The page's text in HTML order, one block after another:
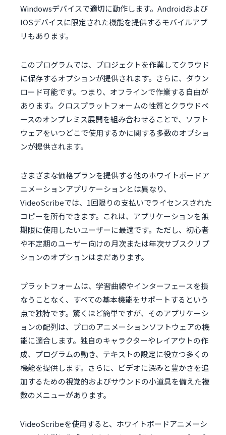
Windowsデバイスで適切に動作します。Androidおよび
IOSデバイスに限定された機能を提供するモバイルアプ
リもあります。
このプログラムでは、プロジェクトを作業してクラウド
に保存するオプションが提供されます。さらに、ダウン
ロード可能です。つまり、オフラインで作業する自由が
あります。クロスプラットフォームの性質とクラウドベ
ースのオンプレミス展開を組み合わせることで、ソフト
ウェアをいつどこで使用するかに関する多数のオプショ
ンが提供されます。
さまざまな価格プランを提供する他のホワイトボードア
ニメーションアプリケーションとは異なり、
VideoScribeでは、1回限りの支払いでライセンスされた
コピーを所有できます。これは、アプリケーションを無
期限に使用したいユーザーに最適です。ただし、初心者
や不定期のユーザー向けの月次または年次サブスクリプ
ションのオプションはまだあります。
プラットフォームは、学習曲線やインターフェースを損
なうことなく、すべての基本機能をサポートするという
点で独特です。驚くほど簡単ですが、そのアプリケーシ
ョンの配列は、プロのアニメーションソフトウェアの機
能に適合します。独自のキャラクターやレイアウトの作
成、プログラムの動き、テキストの設定に役立つ多くの
機能を提供します。さらに、ビデオに深みと豊かさを追
加するための視覚的およびサウンドの小道具を備えた複
数のメニューがあります。
VideoScribeを使用すると、ホワイトボードアニメーシ